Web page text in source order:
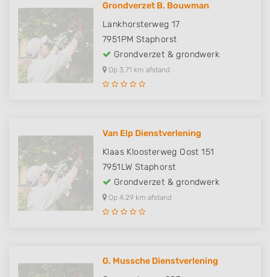
Grondverzet B. Bouwman
Lankhorsterweg 17
7951PM Staphorst
Grondverzet & grondwerk
Op 3,71 km afstand
Van Elp Dienstverlening
Klaas Kloosterweg Oost 151
7951LW Staphorst
Grondverzet & grondwerk
Op 4,29 km afstand
G. Mussche Dienstverlening